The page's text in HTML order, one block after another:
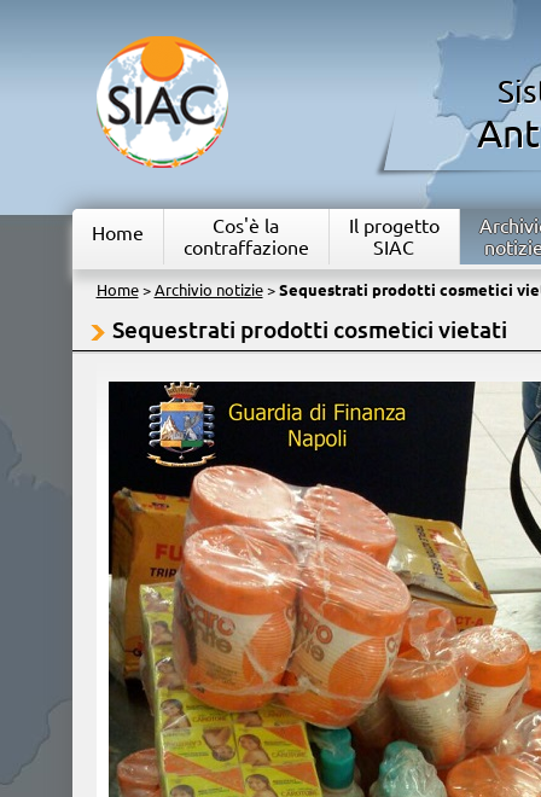
Home
Cos'è la
contraffazione
Il progetto
SIAC
Home> Archivio notizie> Sequestrati prodotti cosmetici
Sequestrati prodotti cosmetici vietati